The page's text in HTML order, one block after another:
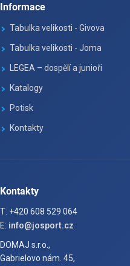
Informace
Tabulka velikosti - Givova
Tabulka velikosti - Joma
LEGEA – dospělí a junioři
Katalogy
Potisk
Kontakty
Kontakty
T: +420 608 529 064
E: info@josport.cz
DOMAJ s.r.o.,
Gabrielovo nám. 45,